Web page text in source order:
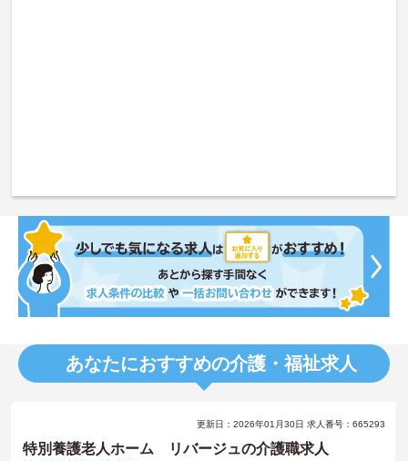
あなたにおすすめの介護・福祉求人
更新日：2026年01月30日 求人番号：665293
特別養護老人ホーム リバージュの介護職求人